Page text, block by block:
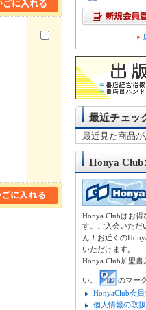
最近チェッ
最近見た商品が
Honya Club
Honya Clubはお
す。ご入会いただ
ん！お近くの
いただけます。
Honya Club加盟書
い。
のマー
HonyaClub会
個人情報の取